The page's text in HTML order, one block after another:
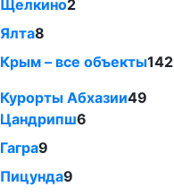
Щелкино2
Ялта8
Крым – все объекты142
Курорты Абхазии49
Цандрипш6
Гагра9
Пицунда9